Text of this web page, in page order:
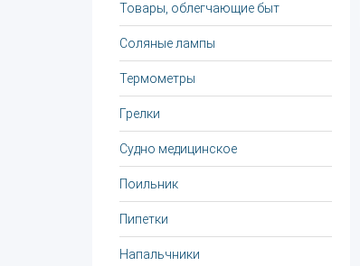
Товары, облегчающие быт
Соляные лампы
Термометры
Грелки
Судно медицинское
Поильник
Пипетки
Напальчники